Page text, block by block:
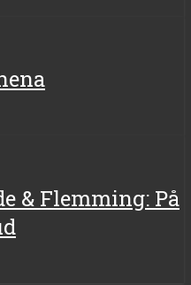
& Flemming: På